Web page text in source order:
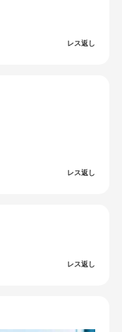
レス返し
レス返し
レス返し